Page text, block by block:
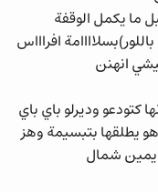
ما يكمل الوقفة
افراااس
انهنن
وديرلو باي باي
يطلقها بتبسيمة وهز
يمين شمال